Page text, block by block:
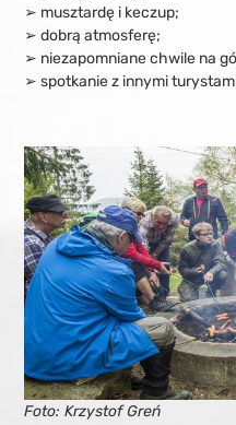
➢ musztardę i keczup;
➢ dobrą atmosferę;
➢ niezapomniane chwile na
➢ spotkanie z innymi
Foto: Krzystof Greń